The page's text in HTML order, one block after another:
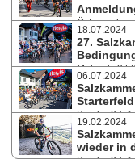
und 67 km haben die
mit 52 Kilometern und
Biker:innen haben sich
noch bis 15. April.
Österreichs
vom 11. bis 13. Juli 2025
wieder aus sieben
wählen. Zusätzlich stehen
außergewöhnliche
18.07.2024
27.
Mehr als
von 12. - 14. Juli 2024 bei
Trophy und Schnitzeljagd
wiederholten ihre Siege
Höhenmeter.
06.07.2024
Starterfeld
Bei der 27.
machen 4.000
Welterberegion „Hallstatt-
Hotspot der MTB-Szene.
19.02.2024
wieder in
Bei der 27.